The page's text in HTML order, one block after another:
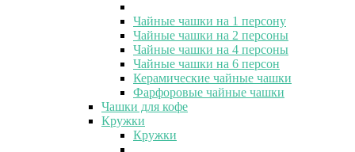
Чайные чашки на 1 персону
Чайные чашки на 2 персоны
Чайные чашки на 4 персоны
Чайные чашки на 6 персон
Керамические чайные чашки
Фарфоровые чайные чашки
Чашки для кофе
Кружки
Кружки